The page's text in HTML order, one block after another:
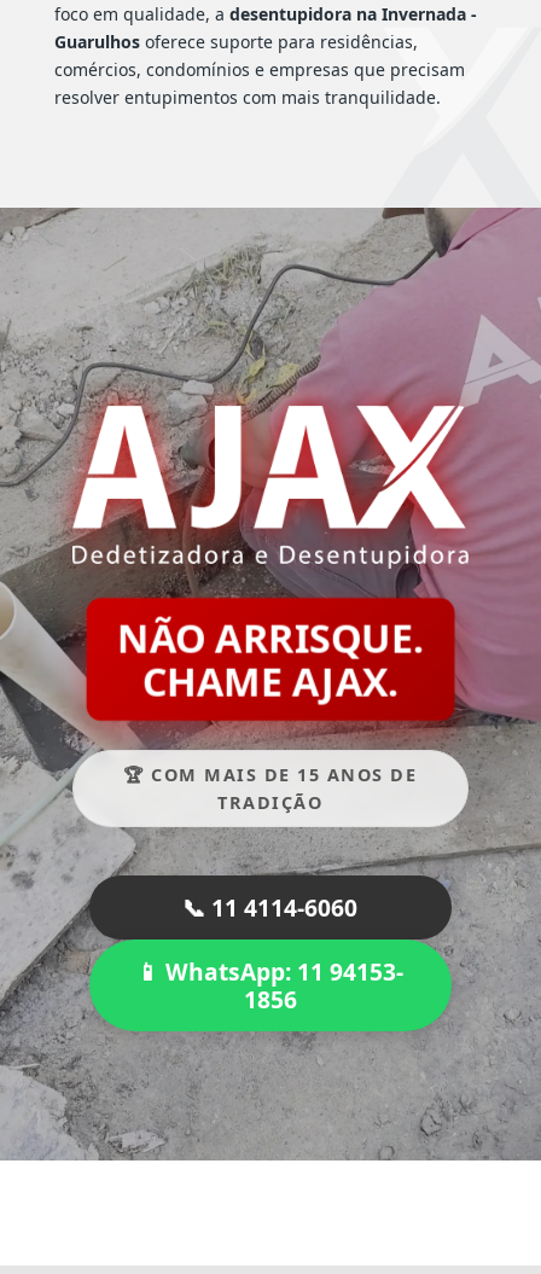
foco em qualidade, a desentupidora na Invernada -
Guarulhosoferece suporte para residências,
comércios, condomínios e empresas que precisam
resolver entupimentos com mais tranquilidade.
NÃO ARRISQUE.
CHAME AJAX.
🏆 COM MAIS DE 15 ANOS DE
TRADIÇÃO
📞 11 4114-6060
📱 WhatsApp: 11 94153-
1856